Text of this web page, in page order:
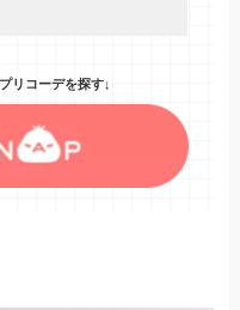
リコーデを探す↓